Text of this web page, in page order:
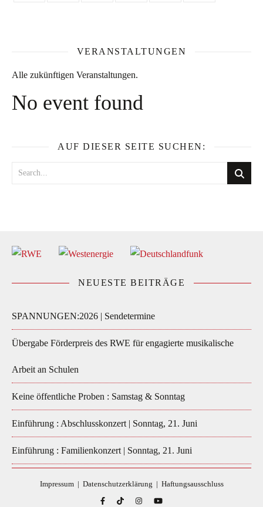
VERANSTALTUNGEN
Alle zukünftigen Veranstaltungen.
No event found
AUF DIESER SEITE SUCHEN:
NEUESTE BEITRÄGE
SPANNUNGEN:2026 | Sendetermine
Übergabe Förderpreis des RWE für engagierte musikalische
Arbeit an Schulen
Keine öffentliche Proben : Samstag & Sonntag
Einführung : Abschlusskonzert | Sonntag, 21. Juni
Einführung : Familienkonzert | Sonntag, 21. Juni
Impressum| Datenschutzerklärung | Haftungsausschluss